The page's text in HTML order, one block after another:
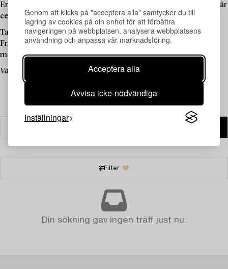
Genom att klicka på "acceptera alla" samtycker du till
lagring av cookies på din enhet för att förbättra
navigeringen på webbplatsen, analysera webbplatsens
användning och anpassa vår marknadsföring.
Acceptera alla
Avvisa icke-nödvändiga
Inställningar
Ericson och Josef Frank delade uppfattningen om att belysning är
centralt för en lyckad inredning.
Ta tillfället i akt att botanisera bland auktionens urval av Josef
Franks populära lampor, däribland den trearmade golvlampan
med modellnummer 2599.
Välkommen att utforska och bjuda på dessa tidlösa designklassiker.
Filter
Din sökning gav ingen träff just nu.